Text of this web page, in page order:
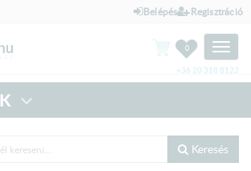
Belépés Regisztráció
Toggle
0
+36 20 318 8122
Keresés